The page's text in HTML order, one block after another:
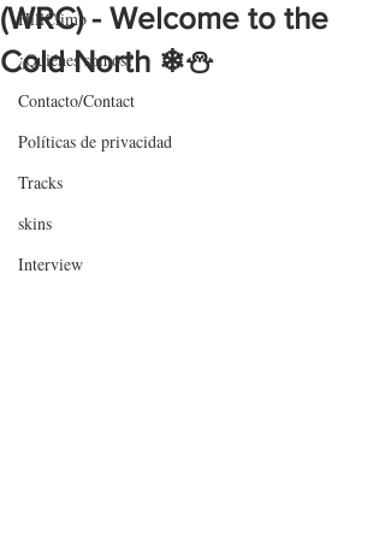
HillClimb
¿Quiénes somos?
Contacto/Contact
Políticas de privacidad
Tracks
skins
Interview
(WRC) - Welcome to the
Cold North ❄⛄